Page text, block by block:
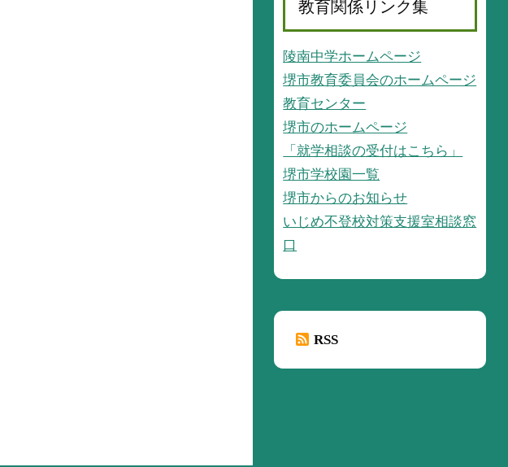
教育関係リンク集
陵南中学ホームページ
堺市教育委員会のホームページ
教育センター
堺市のホームページ
「就学相談の受付はこちら」
堺市学校園一覧
堺市からのお知らせ
いじめ不登校対策支援室相談窓
口
RSS